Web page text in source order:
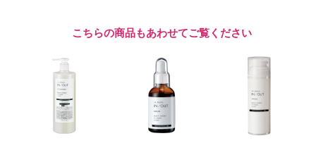
こちらの商品もあわせてご覧ください